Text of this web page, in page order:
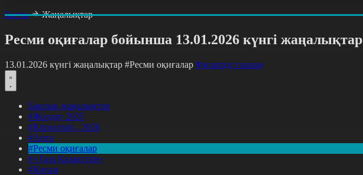
Басты
Жаңалықтар
Ресми оқиғалар бойынша 13.01.2026 күнгі жаңалықтар
13.01.2026 күнгі жаңалықтар #Ресми оқиғалар Фильтрді тазалау
Барлық жаңалықтар
#Жолдау 2025
#Құрылтай - 2026
#Апта
#Ресми оқиғалар
#«Таза Қазақстан»
#Қоғам